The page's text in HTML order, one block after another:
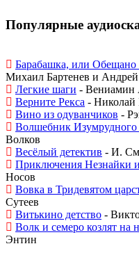
Популярные
Барабашка, или Обещано
Михаил Бартенев и Андрей
Легкие шаги - Вениамин
Верните Рекса - Николай
Вино из одуванчиков -
Волшебник Изумрудного
Волков
Весёлый детектив - И.
Приключения Незнайки и
Носов
Вовка в Тридевятом
Сутеев
Витькино детство -
Волк и семеро козлят на
Энтин